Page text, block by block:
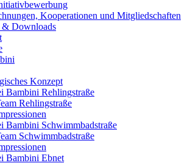
Kooperationen und Mitgliedschaften
& Downloads
Konzept
Bambini Rehlingstraße
Rehlingstraße
Bambini Schwimmbadstraße
Schwimmbadstraße
Bambini Ebnet